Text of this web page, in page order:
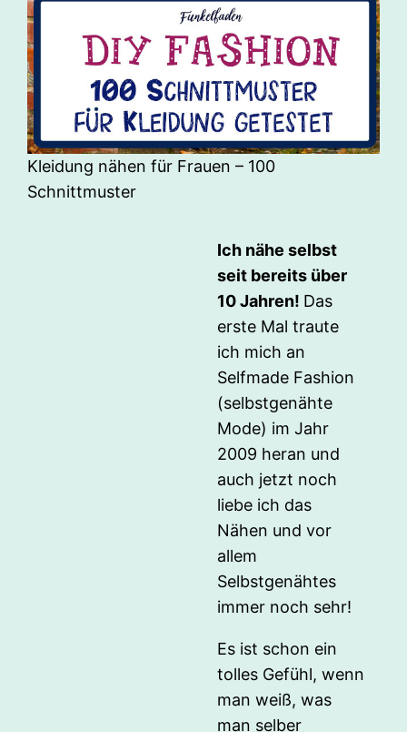
Kleidung nähen für Frauen – 100
Schnittmuster
Ich nähe selbst
seit bereits über
10 Jahren! Das
erste Mal traute
ich mich an
Selfmade Fashion
(selbstgenähte
Mode) im Jahr
2009 heran und
auch jetzt noch
liebe ich das
Nähen und vor
allem
Selbstgenähtes
immer noch sehr!
Es ist schon ein
tolles Gefühl, wenn
man weiß, was
man selber